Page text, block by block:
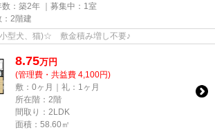
：築2年 ｜募集中： 1室
：2階建
型犬、猫)☆ 敷金積み増し不要♪
8.75万円
(管理費・共益費 4,100円)
敷：0ヶ月｜礼：1ヶ月
所在階：2階
間取り：2LDK
面積：58.60㎡